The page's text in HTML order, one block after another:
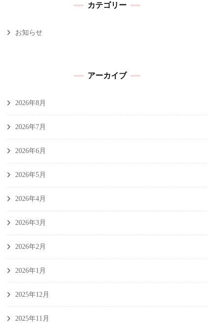
カテゴリー
お知らせ
アーカイブ
2026年8月
2026年7月
2026年6月
2026年5月
2026年4月
2026年3月
2026年2月
2026年1月
2025年12月
2025年11月